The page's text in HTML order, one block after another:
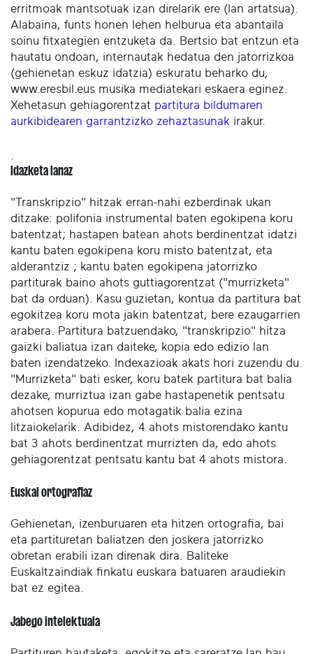
erritmoak mantsotuak izan direlarik ere (lan artatsua).
Alabaina, funts honen lehen helburua eta abantaila
soinu fitxategien entzuketa da. Bertsio bat entzun eta
hautatu ondoan, internautak hedatua den jatorrizkoa
(gehienetan eskuz idatzia) eskuratu beharko du,
www.eresbil.eus musika mediatekari eskaera eginez.
Xehetasun gehiagorentzat partitura bildumaren
aurkibidearen garrantzizko zehaztasunak irakur.
Idazketa lanaz
"Transkripzio" hitzak erran-nahi ezberdinak ukan
ditzake: polifonia instrumental baten egokipena koru
batentzat; hastapen batean ahots berdinentzat idatzi
kantu baten egokipena koru misto batentzat, eta
alderantziz ; kantu baten egokipena jatorrizko
partiturak baino ahots guttiagorentzat ("murrizketa"
bat da orduan). Kasu guzietan, kontua da partitura bat
egokitzea koru mota jakin batentzat, bere ezaugarrien
arabera. Partitura batzuendako, "transkripzio" hitza
gaizki baliatua izan daiteke, kopia edo edizio lan
baten izendatzeko. Indexazioak akats hori zuzendu du.
"Murrizketa" bati esker, koru batek partitura bat balia
dezake, murriztua izan gabe hastapenetik pentsatu
ahotsen kopurua edo motagatik balia ezina
litzaiokelarik. Adibidez, 4 ahots mistorendako kantu
bat 3 ahots berdinentzat murrizten da, edo ahots
gehiagorentzat pentsatu kantu bat 4 ahots mistora.
Euskal ortografiaz
Gehienetan, izenburuaren eta hitzen ortografia, bai
eta partituretan baliatzen den joskera jatorrizko
obretan erabili izan direnak dira. Baliteke
Euskaltzaindiak finkatu euskara batuaren araudiekin
bat ez egitea.
Jabego intelektuala